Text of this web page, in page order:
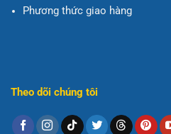
Phương thức giao hàng
Theo dõi chúng tôi